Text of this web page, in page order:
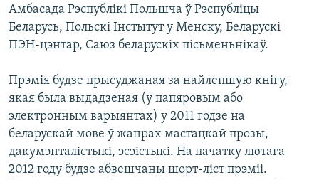
Амбасада Рэспублікі Польшча ў Рэспубліцы
Беларусь, Польскі Інстытут у Менску, Беларускі
ПЭН-цэнтар, Саюз беларускіх пісьменьнікаў.
Прэмія будзе прысуджаная за найлепшую кнігу,
якая была выдадзеная (у папяровым або
электронным варыянтах) у 2011 годзе на
беларускай мове ў жанрах мастацкай прозы,
дакумэнталістыкі, эсэістыкі. На пачатку лютага
2012 году будзе абвешчаны шорт-ліст прэміі.